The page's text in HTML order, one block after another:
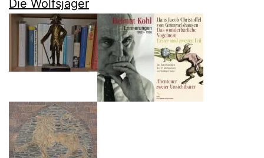
Die Wolfsjäger